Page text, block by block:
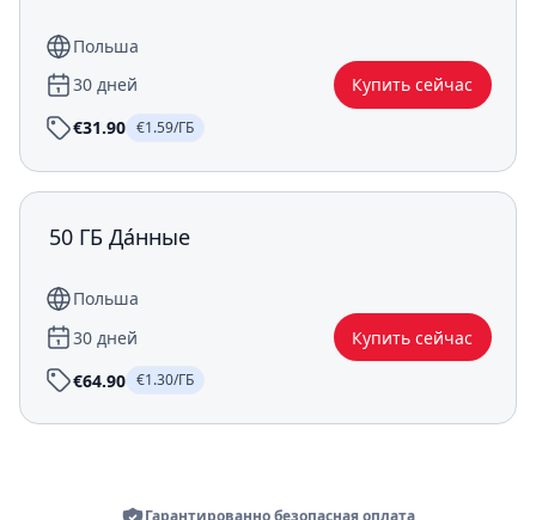
Польша
30 дней
Купить сейчас
€31.90 €1.59/ГБ
50 ГБ Да́нные
Польша
30 дней
Купить сейчас
€64.90 €1.30/ГБ